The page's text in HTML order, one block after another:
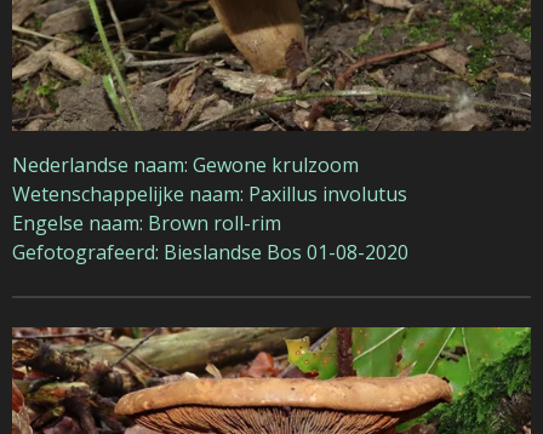
Nederlandse naam: Gewone krulzoom
Wetenschappelijke naam: Paxillus involutus
Engelse naam: Brown roll-rim
Gefotografeerd: Bieslandse Bos 01-08-2020